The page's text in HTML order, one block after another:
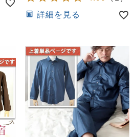
詳細を見る